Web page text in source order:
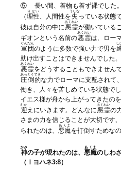
⑤ 長い間、着物も着ず裸でした。
（理性
りせい
、人間性を 失
うしな
っている状態
彼は自分の中に 悪霊
あくれい
が働いている
ギオンという名前の悪霊
あくれい
は、ロー
軍団
ぐんだん
のように多数で強い力で男を
し
助け出すことはできませんでした
悪霊
あくれい
をどうすることもできません
圧倒的
あっとうてき
な力でローマに支配されて
働き、人々を苦しめている状態でし
イエス様が舟から上がってきたの
迎
むか
えにいきます。どんなに 悪霊
あくれい
の
さまの力を信じることが大切です
られたのは、 悪魔
あくま
を打倒すためなの
神
かみ
の子が現れたのは、悪魔
あくま
のしわ
（Ⅰヨハネ3:8）